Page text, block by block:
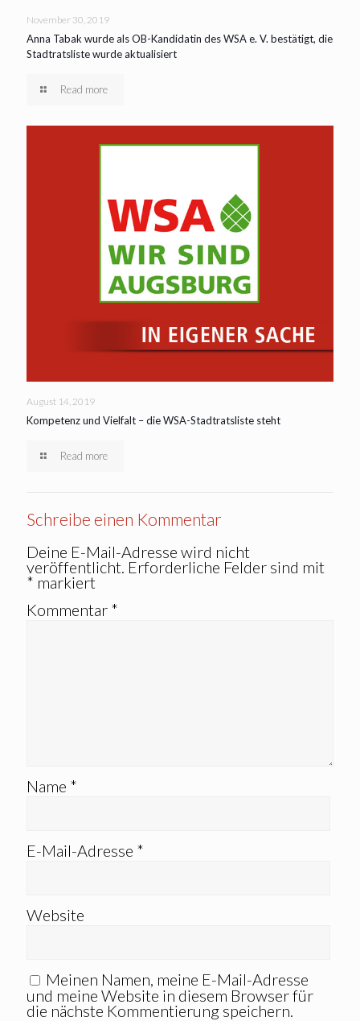
November 30, 2019
Anna Tabak wurde als OB-Kandidatin des WSA e. V. bestätigt, die
Stadtratsliste wurde aktualisiert
Read more
August 14, 2019
Kompetenz und Vielfalt – die WSA-Stadtratsliste steht
Read more
Schreibe einen Kommentar
Deine E-Mail-Adresse wird nicht
veröffentlicht. Erforderliche Felder sind mit
* markiert
Kommentar *
Name *
E-Mail-Adresse *
Website
Meinen Namen, meine E-Mail-Adresse
und meine Website in diesem Browser für
die nächste Kommentierung speichern.